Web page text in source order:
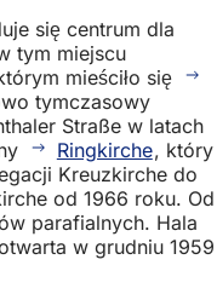
się centrum dla
tym miejscu
mieściło się
tymczasowy
Straße w latach
Ringkirche, który
Kreuzkirche do
od 1966 roku. Od
parafialnych. Hala
w grudniu 1959